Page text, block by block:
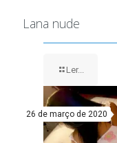
Lana nude
Ler...
26 de março de 2020